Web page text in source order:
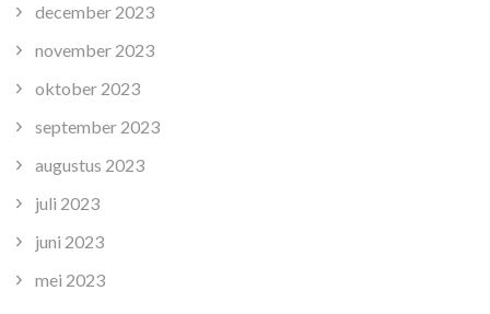
december 2023
november 2023
oktober 2023
september 2023
augustus 2023
juli 2023
juni 2023
mei 2023